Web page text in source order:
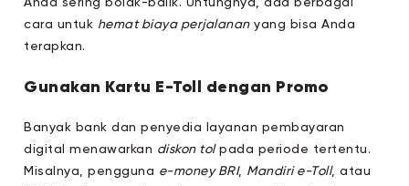
Anda sering bolak-balik. Untungnya, ada berbagai
cara untuk hemat biaya perjalananyang bisa Anda
terapkan.
Gunakan Kartu E-Toll dengan Promo
Banyak bank dan penyedia layanan pembayaran
digital menawarkan diskon tolpada periode tertentu.
Misalnya, pengguna e-money BRI, Mandiri e-Toll, atau